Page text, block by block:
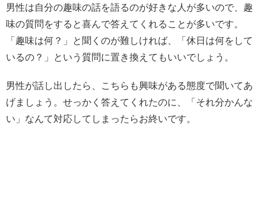
男性は自分の趣味の話を語るのが好きな人が多いので、趣
味の質問をすると喜んで答えてくれることが多いです。
「趣味は何？」と聞くのが難しければ、「休日は何をして
いるの？」という質問に置き換えてもいいでしょう。
男性が話し出したら、こちらも興味がある態度で聞いてあ
げましょう。せっかく答えてくれたのに、「それ分かんな
い」なんて対応してしまったらお終いです。